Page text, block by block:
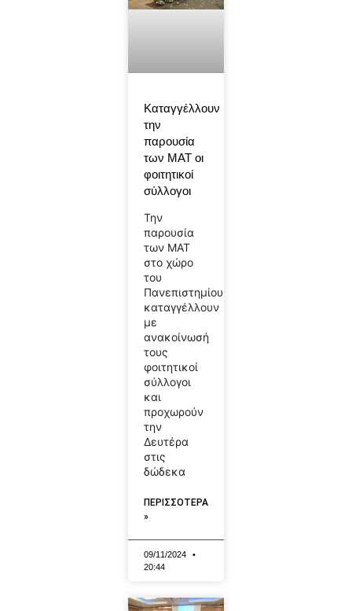
Καταγγέλλουν
την
παρουσία
των ΜΑΤ οι
φοιτητικοί
σύλλογοι
Την
παρουσία
των ΜΑΤ
στο χώρο
του
Πανεπιστημίου
καταγγέλλουν
με
ανακοίνωσή
τους
φοιτητικοί
σύλλογοι
και
προχωρούν
την
Δευτέρα
στις
δώδεκα
ΠΕΡΙΣΣΟΤΕΡΑ
»
09/11/2024
20:44